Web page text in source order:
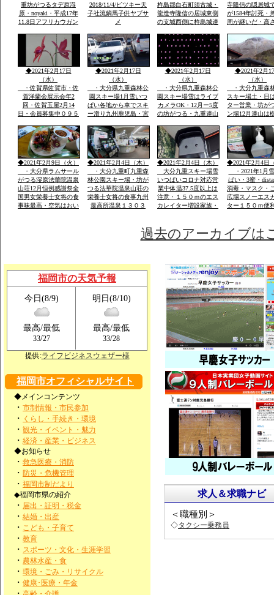
重坊がつるタデ原湿
原・noyaki・平成17年
11.8日アフリカウガン
ル湿原にタデ原３８
ha・坊がつる５３ha・
九重の自然をまのる会
2018/11/4/ビツキー天
子社流鏑馬子供ヤブサ
メ
杵島郡白石町須古城・
龍造寺隆信の居城東側
の支城西側に杵島城連
鎮西屈指の堅城
寺隆信の隠居城
が1584年討死・
周が継いだ・高
２年天文年間か
年築城
◆2021年2月17日
（水）
・佐賀県佐賀市・佐
賀洋蘭会展示会年2
回・佐賀玉屋2月14
日・会員募集中０９５
大島・栽培管理など
◆2021年2月17日
（水）
・大分県九重森林公
園スキー場1月雪いつ
ぱい各地から車でスキ
ー滑り九州鹿児島・宮
から・レンタルウェア
一流メーカー用意
◆2021年2月17日
（水）
・大分県九重森林公
園スキー場雪はライブ
カメラOK・12月ー5度
の坊がつる・九重連山
荘九州最高所１３０３
ｍ天然温泉
◆2021年2月
（水）
・大分九重森
スキー場土・日
ター営業・坊が
ン場12月連山は
山１９９５・１
257年ぶり噴火
りできる法華院
1470年入山・白
山伏修練場
◆2021年2月9日（火）
・大分県ラムサール
がつる湿原法華院温泉
山荘12月恒例感謝祭全
国男女栄養士女将の食
事味最高・空気はおい
◆2021年2月4日（木）
・大分九重町九重森
林公園スキー場・坊が
つる法華院温泉山荘の
栄養士女将の食事九州
最高所温泉１３０３
◆2021年2月4日（木）
大分九重スキー場雪
いつぱいコロナ対応営
業中体温37.5度以上は
注意・１５０ｍのエス
カレイター増設家族・
◆2021年2月4日
・2021年1月
ぱい・3蜜・
消毒・マスク・
広場スノーエス
ター１５０ｍ便
過去のアーカイブは
福岡市の天気予報
今日(8/9)
最高/最低
33/27
明日(8/10)
最高/最低
33/28
提供:ライフビジネスウェザー様
福岡市オフィシャルサイト
◆メインコンテンツ
・ 市制情報・市民参加
・ くらし・手続き・環境
・ 観光・イベント・魅力
・ 経済・産業・ビジネス
◆お知らせ
・ 救急医療・消防
・ 防災・危機管理
・ 福岡市制だより
◆福岡市県の紹介
・ 届出・証明・税金
・ 結婚・出産
・ こども・子育て
・ 教育
・ スポーツ・文化・生涯学習
・ 農林水産・食
・ 環境・ごみ・リサイクル
・ 健康･医療・年金
求人＆求職ナビ
＜職種別＞
◇タクシー乗務員